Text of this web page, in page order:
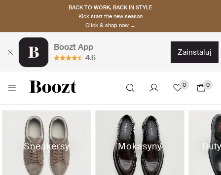
BACK TO WORK, BACK IN STYLE
Kick start the new season
Click & shop now →
Boozt App
4.6
zainstaluj
0 0
Sneakersy Mokasyny